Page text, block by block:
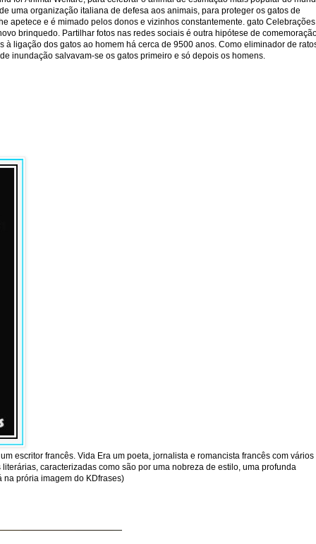
uma organização italiana de defesa aos animais, para proteger os gatos de
apetece e é mimado pelos donos e vizinhos constantemente. gato Celebrações
brinquedo. Partilhar fotos nas redes sociais é outra hipótese de
ligação dos gatos ao homem há cerca de 9500 anos. Como eliminador de
inundação salvavam-se os gatos primeiro e só depois os homens.
escritor francês. Vida Era um poeta, jornalista e romancista francês com vários
caracterizadas como são por uma nobreza de estilo, uma profunda
na prória imagem do KDfrases)